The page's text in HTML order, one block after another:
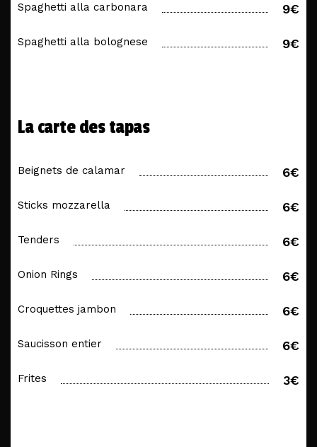
Spaghetti alla carbonara 9€
Spaghetti alla bolognese 9€
La carte des tapas
Beignets de calamar 6€
Sticks mozzarella 6€
Tenders 6€
Onion Rings 6€
Croquettes jambon 6€
Saucisson entier 6€
Frites 3€